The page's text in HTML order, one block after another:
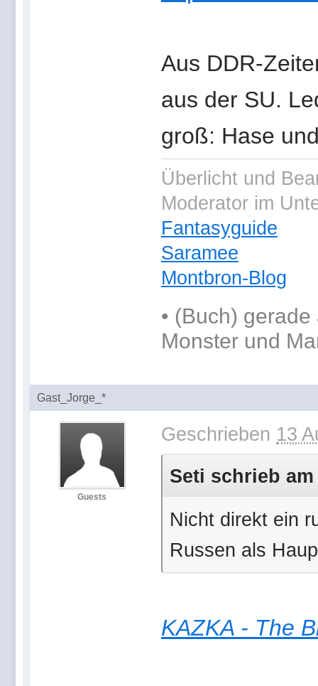
Aus DDR-
aus der SU.
groß: Hase
Überlicht und
Moderator im
Fantasyguide
Saramee
Montbron-Blog
• (Buch) gerade
Monster und
Gast_Jorge_*
Guests
Geschrieben 13
Seti schrieb am
Nicht direkt ein
Russen als
KAZKA - The